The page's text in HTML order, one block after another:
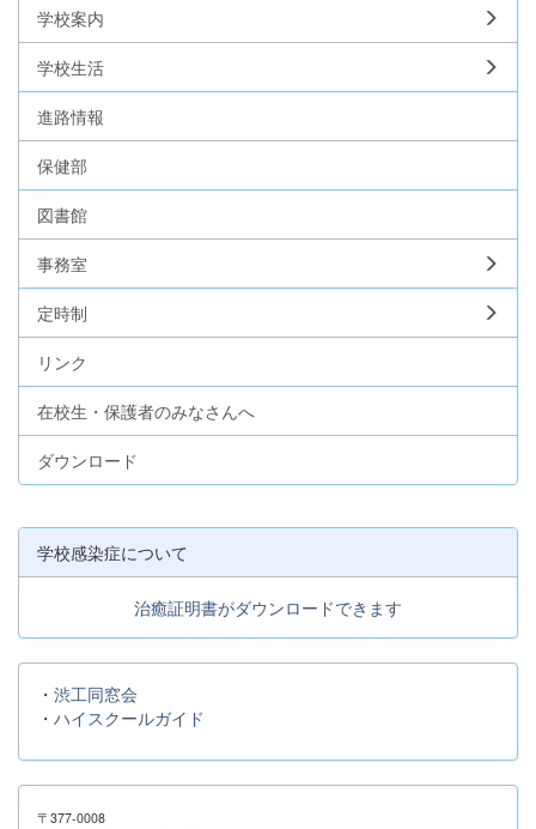
学校案内
学校生活
進路情報
保健部
図書館
事務室
定時制
リンク
在校生・保護者のみなさんへ
ダウンロード
学校感染症について
治癒証明書がダウンロードできます
・ 渋工同窓会
・ ハイスクールガイド
〒377-0008